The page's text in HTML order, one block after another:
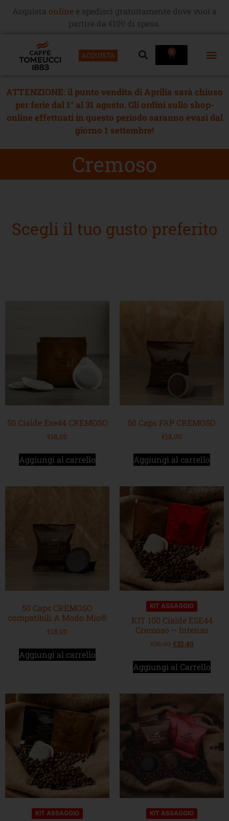
Acquista online e spedisci gratuitamente dove vuoi a
partire da €100 di spesa.
ACQUISTA 0
ATTENZIONE: il punto vendita di Aprilia sarà chiuso
per ferie dal 1° al 31 agosto. Gli ordini sullo shop-
online effettuati in questo periodo saranno evasi dal
giorno 1 settembre!
Cremoso
Scegli il tuo gusto preferito
50 Cialde Ese44 CREMOSO
€18,00
Aggiungi al carrello
50 Caps FAP CREMOSO
€18,00
Aggiungi al carrello
50 Caps CREMOSO
compatibili A Modo Mio®
€18,00
Aggiungi al carrello
KIT ASSAGGIO
KIT 100 Cialde ESE44
Cremoso – Intenso
€36,00 €32,40
Aggiungi al Carrello
KIT ASSAGGIO KIT ASSAGGIO